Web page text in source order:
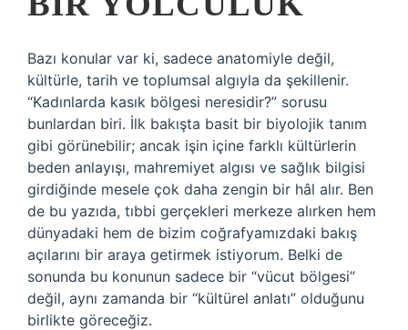
Bazı konular var ki, sadece anatomiyle değil,
kültürle, tarih ve toplumsal algıyla da şekillenir.
“Kadınlarda kasık bölgesi neresidir?” sorusu
bunlardan biri. İlk bakışta basit bir biyolojik tanım
gibi görünebilir; ancak işin içine farklı kültürlerin
beden anlayışı, mahremiyet algısı ve sağlık bilgisi
girdiğinde mesele çok daha zengin bir hâl alır. Ben
de bu yazıda, tıbbi gerçekleri merkeze alırken hem
dünyadaki hem de bizim coğrafyamızdaki bakış
açılarını bir araya getirmek istiyorum. Belki de
sonunda bu konunun sadece bir “vücut bölgesi”
değil, aynı zamanda bir “kültürel anlatı” olduğunu
birlikte göreceğiz.